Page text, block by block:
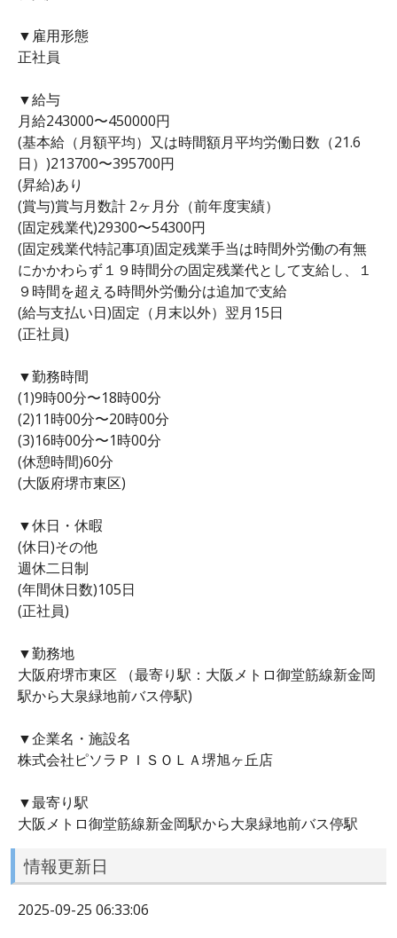
▼雇用形態
正社員
▼給与
月給243000〜450000円
(基本給（月額平均）又は時間額月平均労働日数（21.6
日）)213700〜395700円
(昇給)あり
(賞与)賞与月数計 2ヶ月分（前年度実績）
(固定残業代)29300〜54300円
(固定残業代特記事項)固定残業手当は時間外労働の有無
にかかわらず１９時間分の固定残業代として支給し、１
９時間を超える時間外労働分は追加で支給
(給与支払い日)固定（月末以外）翌月15日
(正社員)
▼勤務時間
(1)9時00分〜18時00分
(2)11時00分〜20時00分
(3)16時00分〜1時00分
(休憩時間)60分
(大阪府堺市東区)
▼休日・休暇
(休日)その他
週休二日制
(年間休日数)105日
(正社員)
▼勤務地
大阪府堺市東区 （最寄り駅：大阪メトロ御堂筋線新金岡
駅から大泉緑地前バス停駅)
▼企業名・施設名
株式会社ピソラＰＩＳＯＬＡ堺旭ヶ丘店
▼最寄り駅
大阪メトロ御堂筋線新金岡駅から大泉緑地前バス停駅
情報更新日
2025-09-25 06:33:06